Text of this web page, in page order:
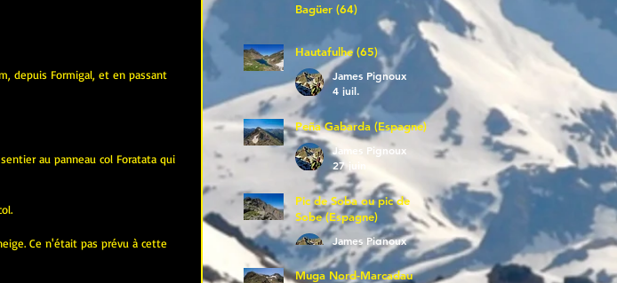
depuis Formigal, et en passant
au panneau col Foratata qui
Ce n'était pas prévu à cette
Bagüer (64)
James Pignoux
5 juil.
Hautafulhe (65)
James Pignoux
4 juil.
Peña Gabarda (Espagne)
James Pignoux
27 juin
Pic de Soba ou pic de
Sobe (Espagne)
James Pignoux
25 juin
Muga Nord-Marcadau